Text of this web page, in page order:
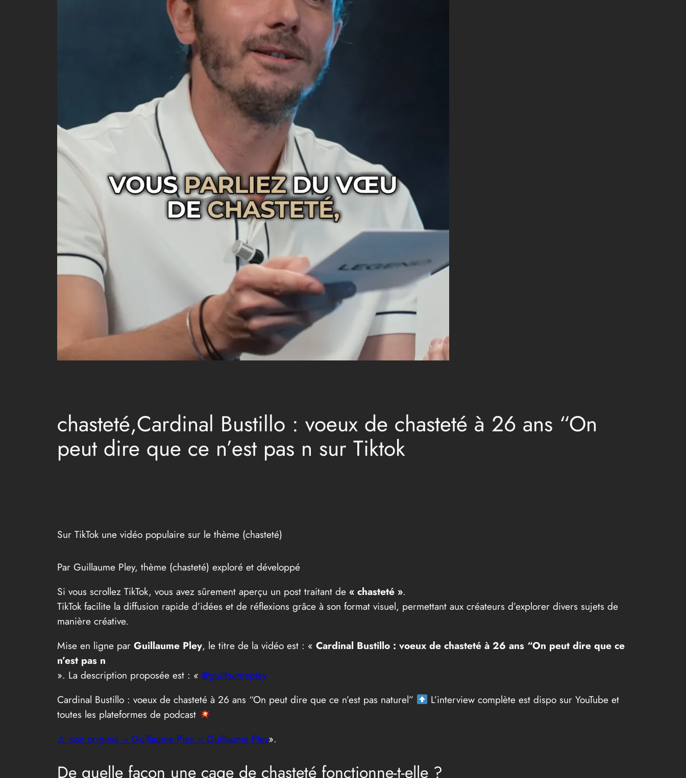
chasteté,Cardinal Bustillo : voeux de chasteté à 26 ans “On
peut dire que ce n’est pas n sur Tiktok
Sur TikTok une vidéo populaire sur le thème (chasteté)
Par Guillaume Pley, thème (chasteté) exploré et développé
Si vous scrollez TikTok, vous avez sûrement aperçu un post traitant de « chasteté ».
TikTok facilite la diffusion rapide d’idées et de réflexions grâce à son format visuel, permettant aux créateurs d’explorer divers sujets de
manière créative.
Mise en ligne par Guillaume Pley, le titre de la vidéo est : « Cardinal Bustillo : voeux de chasteté à 26 ans “On peut dire que ce
n’est pas n
». La description proposée est : « @guillaumepley
Cardinal Bustillo : voeux de chasteté à 26 ans “On peut dire que ce n’est pas naturel”
L’interview complète est dispo sur YouTube et
toutes les plateformes de podcast
♬ son original – Guillaume Pley – Guillaume Pley».
De quelle façon une cage de chasteté fonctionne-t-elle ?